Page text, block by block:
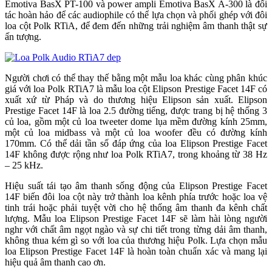
Emotiva BasX PT-100 và power ampli Emotiva BasX A-300 là đối
tác hoàn hảo để các audiophile có thể lựa chọn và phối ghép với đôi
loa cột Polk RTiA, để đem đến những trải nghiệm âm thanh thật sự
ấn tượng.
Người chơi có thể thay thế bằng một mẫu loa khác cùng phân khúc
giá với loa Polk RTiA7 là mẫu loa cột Elipson Prestige Facet 14F có
xuất xứ từ Pháp và do thương hiệu Elipson sản xuất. Elipson
Prestige Facet 14F là loa 2.5 đường tiếng, được trang bị hệ thống 3
củ loa, gồm một củ loa tweeter dome lụa mềm đường kính 25mm,
một củ loa midbass và một củ loa woofer đều có đường kính
170mm. Có thể dải tần số đáp ứng của loa Elipson Prestige Facet
14F không được rộng như loa Polk RTiA7, trong khoảng từ 38 Hz
– 25 kHz.
Hiệu suất tái tạo âm thanh sống động của Elipson Prestige Facet
14F biến đôi loa cột này trở thành loa kênh phía trước hoặc loa vệ
tinh trái hoặc phải tuyệt vời cho hệ thống âm thanh đa kênh chất
lượng. Mẫu loa Elipson Prestige Facet 14F sẽ làm hài lòng người
nghr với chất âm ngọt ngào và sự chi tiết trong từng dải âm thanh,
không thua kém gì so với loa của thương hiệu Polk. Lựa chọn mẫu
loa Elipson Prestige Facet 14F là hoàn toàn chuẩn xác và mang lại
hiệu quả âm thanh cao ơn.